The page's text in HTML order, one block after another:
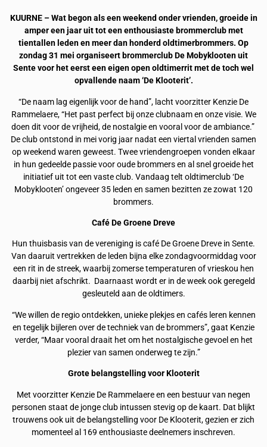
KUURNE – Wat begon als een weekend onder vrienden, groeide in
amper een jaar uit tot een enthousiaste brommerclub met
tientallen leden en meer dan honderd oldtimerbrommers. Op
zondag 31 mei organiseert brommerclub De Mobyklooten uit
Sente voor het eerst een eigen open oldtimerrit met de toch wel
opvallende naam ‘De Klooterit’.
“De naam lag eigenlijk voor de hand”, lacht voorzitter Kenzie De
Rammelaere, “Het past perfect bij onze clubnaam en onze visie. We
doen dit voor de vrijheid, de nostalgie en vooral voor de ambiance.”
De club ontstond in mei vorig jaar nadat een viertal vrienden samen
op weekend waren geweest. Twee vriendengroepen vonden elkaar
in hun gedeelde passie voor oude brommers en al snel groeide het
initiatief uit tot een vaste club. Vandaag telt oldtimerclub ‘De
Mobyklooten’ ongeveer 35 leden en samen bezitten ze zowat 120
brommers.
Café De Groene Dreve
Hun thuisbasis van de vereniging is café De Groene Dreve in Sente.
Van daaruit vertrekken de leden bijna elke zondagvoormiddag voor
een rit in de streek, waarbij zomerse temperaturen of vrieskou hen
daarbij niet afschrikt. Daarnaast wordt er in de week ook geregeld
gesleuteld aan de oldtimers.
“We willen de regio ontdekken, unieke plekjes en cafés leren kennen
en tegelijk bijleren over de techniek van de brommers”, gaat Kenzie
verder, “Maar vooral draait het om het nostalgische gevoel en het
plezier van samen onderweg te zijn.”
Grote belangstelling voor Klooterit
Met voorzitter Kenzie De Rammelaere en een bestuur van negen
personen staat de jonge club intussen stevig op de kaart. Dat blijkt
trouwens ook uit de belangstelling voor De Klooterit, gezien er zich
momenteel al 169 enthousiaste deelnemers inschreven.